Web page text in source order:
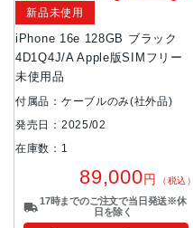
iPhone 16e 128GB ブラック
4D1Q4J/A Apple版SIMフリー
未使用品
新品未使用
付属品：ケーブルのみ(社外品)
発売日：2025/02
在庫数：1
89,000円 （税込）
17時までのご注文で当日発送※休
日を除く